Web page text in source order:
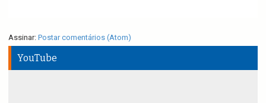
Assinar: Postar comentários (Atom)
YouTube